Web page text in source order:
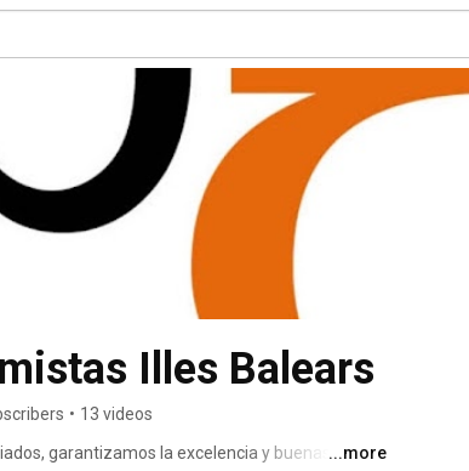
Illes Balears
• 13 videos
garantizamos la excelencia y buenas ...more